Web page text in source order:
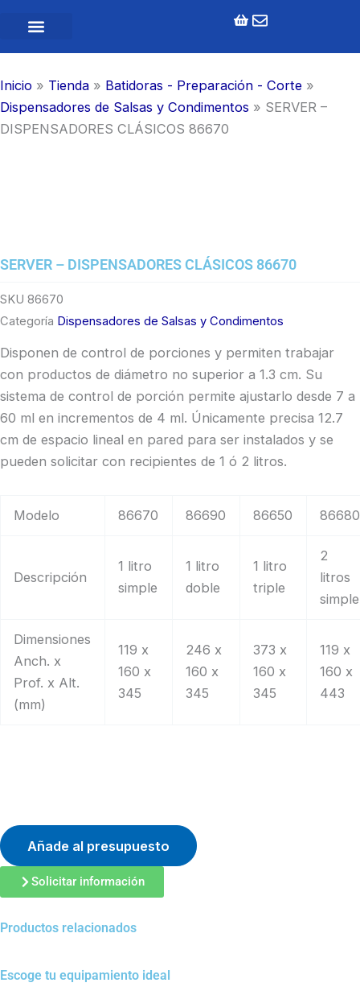
contenido
Inicio » Tienda » Batidoras - Preparación - Corte »
Dispensadores de Salsas y Condimentos » SERVER –
DISPENSADORES CLÁSICOS 86670
SERVER – DISPENSADORES CLÁSICOS 86670
SKU 86670
Categoría Dispensadores de Salsas y Condimentos
Disponen de control de porciones y permiten trabajar
con productos de diámetro no superior a 1.3 cm. Su
sistema de control de porción permite ajustarlo desde 7 a
60 ml en incrementos de 4 ml. Únicamente precisa 12.7
cm de espacio lineal en pared para ser instalados y se
pueden solicitar con recipientes de 1 ó 2 litros.
Modelo 86670 86690 86650 86680
Descripción
1 litro
simple
1 litro
doble
1 litro
triple
2
litros
simple
Dimensiones
Anch. x
Prof. x Alt.
(mm)
119 x
160 x
345
246 x
160 x
345
373 x
160 x
345
119 x
160 x
443
Añade al presupuesto
Solicitar información
Productos relacionados
Escoge tu equipamiento ideal